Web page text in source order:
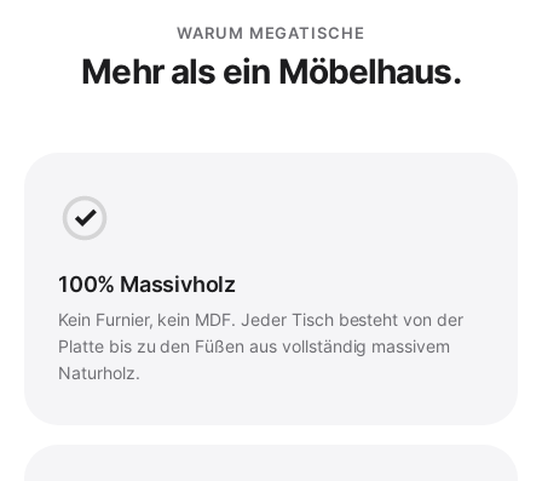
WARUM MEGATISCHE
Mehr als ein Möbelhaus.
100% Massivholz
Kein Furnier, kein MDF. Jeder Tisch besteht von der
Platte bis zu den Füßen aus vollständig massivem
Naturholz.